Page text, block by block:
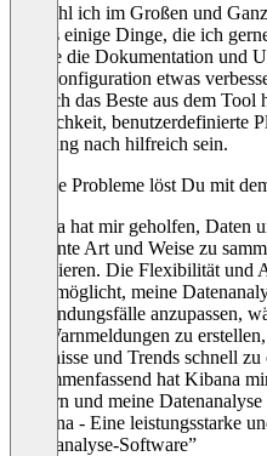
Obwohl ich im Großen und
gibt es einige Dinge, die ich
könnte die Dokumentation und
und Konfiguration etwas
dass ich das Beste aus dem
Möglichkeit, benutzerdefinierte
Meinung nach hilfreich sein.
Welche Probleme löst Du mit
Kibana hat mir geholfen, Daten
effiziente Art und Weise zu
analysieren. Die Flexibilität und
mir ermöglicht, meine
Anwendungsfälle anzupassen,
und Warnmeldungen zu
Ereignisse und Trends schnell
Zusammenfassend hat Kibana
steigern und meine
“Kibana - Eine leistungsstarke
Datenanalyse-Software”